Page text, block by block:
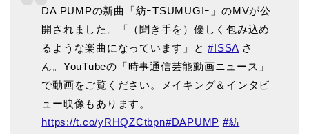
DA PUMPの新曲「紡ｰTSUMUGIｰ」のMVが公
開されました。「（聞き手を）優しく包み込め
るような楽曲になっています」と#ISSA さ
ん。YouTubeの「時事通信芸能動画ニュース」
で動画をご覧ください。メイキング＆インタビ
ュー映像もあります。
https://t.co/yRHQZCtbpn#DAPUMP #紡